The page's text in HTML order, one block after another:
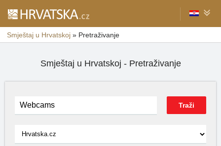
Smještaj u Hrvatskoj » Pretraživanje
Smještaj u Hrvatskoj - Pretraživanje